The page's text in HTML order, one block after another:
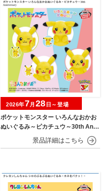
ポケットモンスター いろんなおかお
ぬいぐるみ～ピカチュウ～30th Anni
2026年7月 28 日～登場